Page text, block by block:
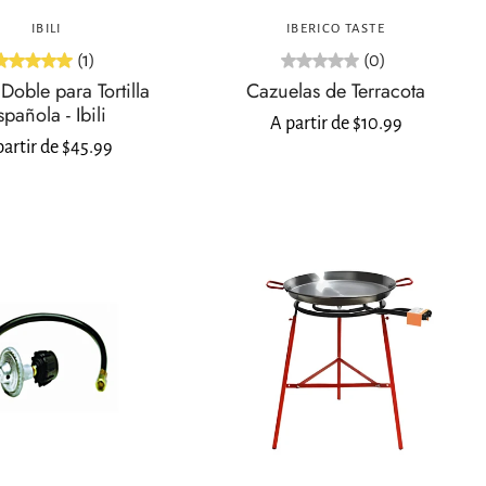
IBILI
(1)
para Tortilla
- Ibili
de $45.99
IBERICO TASTE
(0)
Cazuelas de Terracota
A partir de $10.99